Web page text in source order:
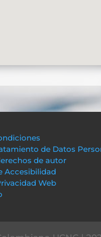
de Datos
de autor
Accesibilidad
Web